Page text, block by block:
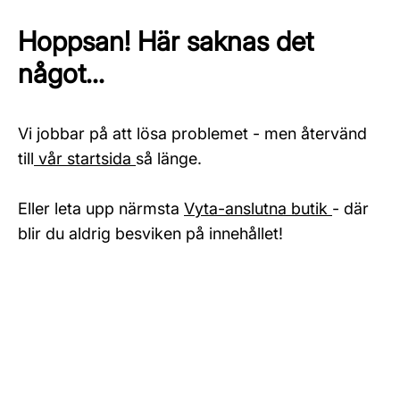
Hoppsan! Här saknas det
något...
Vi jobbar på att lösa problemet - men återvänd
till vår startsida så länge.
Eller leta upp närmsta Vyta-anslutna butik - där
blir du aldrig besviken på innehållet!